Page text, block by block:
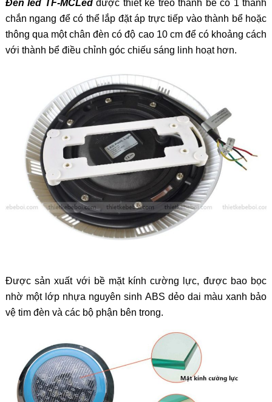
Đèn led TF-MCLedđược thiết kế treo thành bể có 1 thanh
chắn ngang để có thể lắp đặt áp trực tiếp vào thành bể hoặc
thông qua một chân đèn có độ cao 10 cm để có khoảng cách
với thành bể điều chỉnh góc chiếu sáng linh hoạt hơn.
Được sản xuất với bề mặt kính cường lực, được bao bọc
nhờ một lớp nhựa nguyên sinh ABS dẻo dai màu xanh bảo
vệ tim đèn và các bộ phận bên trong.